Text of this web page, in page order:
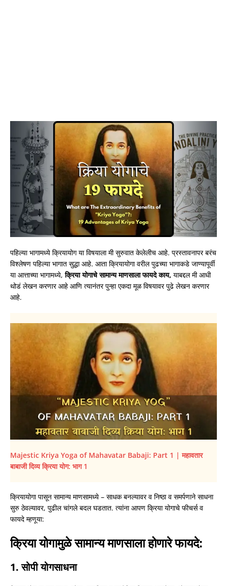
पहिल्या भागामध्ये क्रियायोग या विषयाला मी सुरुवात केलेलीच आहे. प्रस्तावनापर बरंच
विश्लेषण पहिल्या भागात सुद्धा आहे. आता क्रियायोगा वरील पुढच्या भागाकडे जाण्यापूर्वी
या आत्ताच्या भागामध्ये,क्रिया योगाचे सामान्य माणसाला फायदे काय, याबद्दल मी आधी
थोडं लेखन करणार आहे आणि त्यानंतर पुन्हा एकदा मूळ विषयावर पुढे लेखन करणार
आहे.
Majestic Kriya Yoga of Mahavatar Babaji: Part 1 | महावतार
बाबाजी दिव्य क्रिया योग: भाग 1
क्रियायोगा पासून सामान्य माणसामध्ये – साधक बनल्यावर व निष्ठा व समर्पणाने साधना
सुरु ठेवल्यावर, पुढील चांगले बदल घडतात. त्यांना आपण क्रिया योगाचे फीचर्स व
फायदे म्हणूया:
क्रिया योगामुळे सामान्य माणसाला होणारे फायदे:
1. सोपी योगसाधना